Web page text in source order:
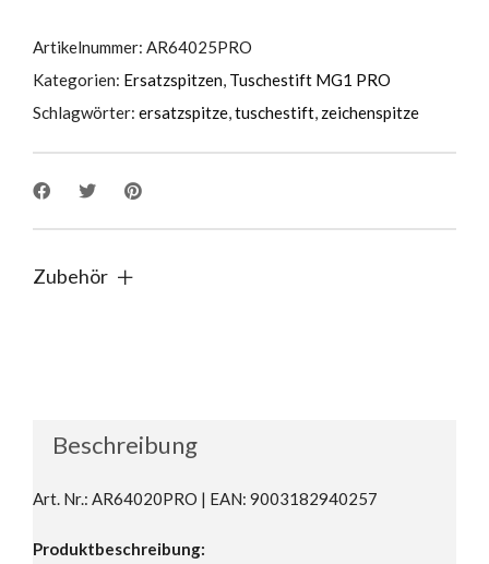
Artikelnummer: AR64025PRO
Kategorien: Ersatzspitzen, Tuschestift MG1 PRO
Schlagwörter: ersatzspitze,tuschestift, zeichenspitze
Zubehör
Beschreibung
Art. Nr.: AR64020PRO | EAN: 9003182940257
Produktbeschreibung: